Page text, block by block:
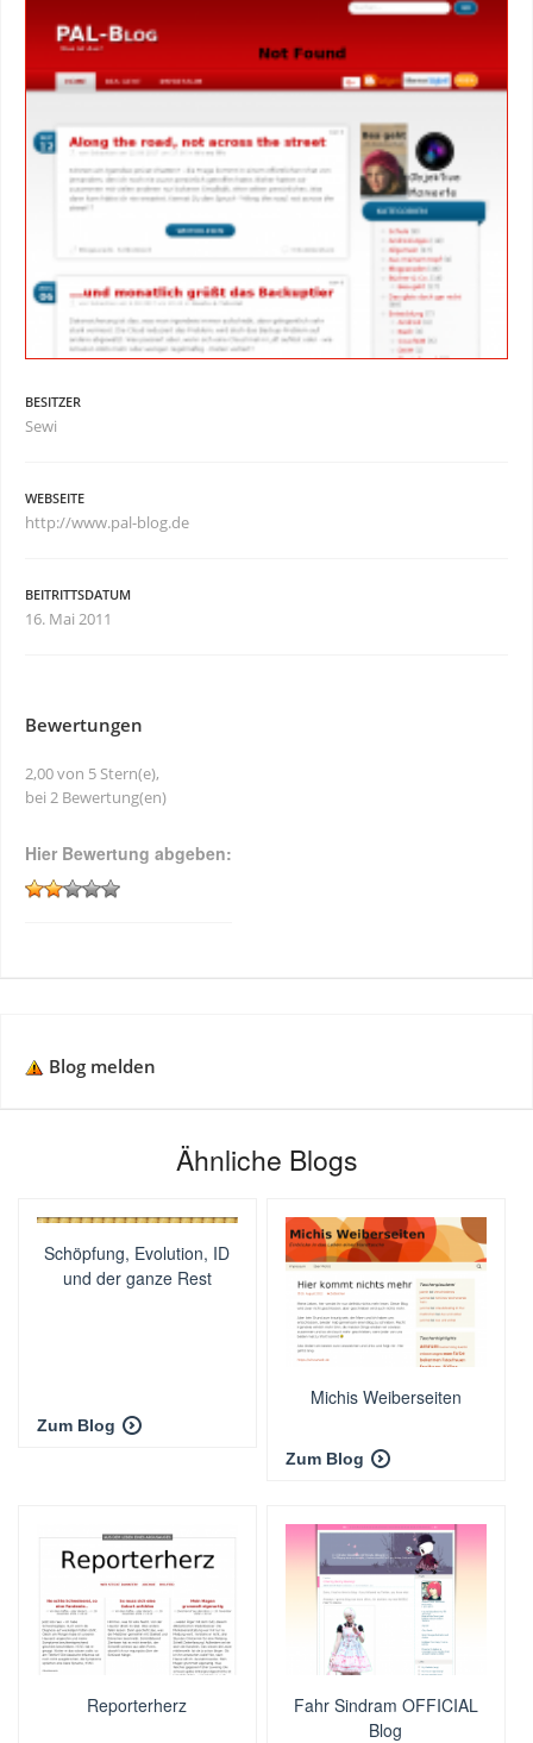
BESITZER
Sewi
WEBSEITE
http://www.pal-blog.de
BEITRITTSDATUM
16. Mai 2011
Bewertungen
2,00 von 5 Stern(e),
bei 2 Bewertung(en)
Hier Bewertung abgeben:
Blog melden
Ähnliche Blogs
Schöpfung, Evolution, ID
und der ganze Rest
Zum Blog
Michis Weiberseiten
Zum Blog
Reporterherz
Fahr Sindram OFFICIAL
Blog